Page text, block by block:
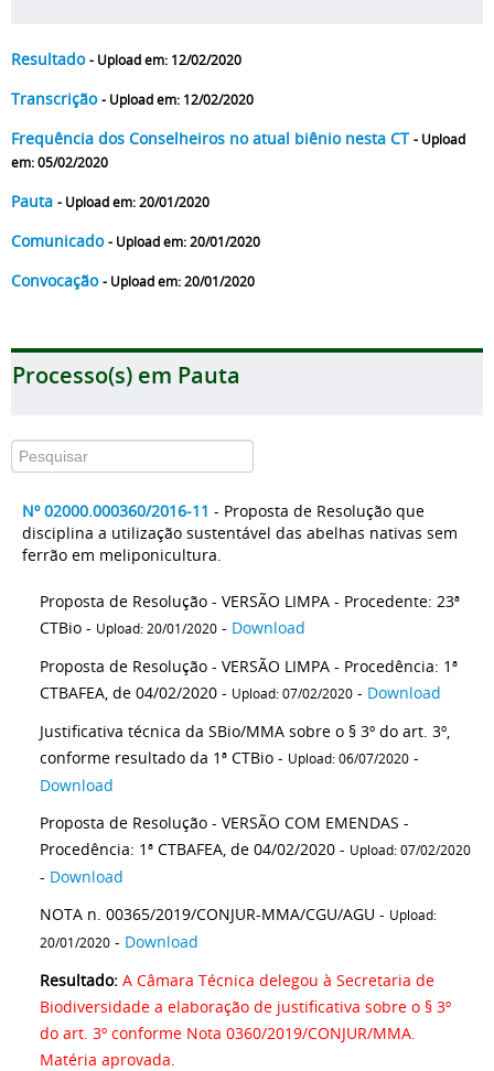
Resultado - Upload em: 12/02/2020
Transcrição - Upload em: 12/02/2020
Frequência dos Conselheiros no atual biênio nesta CT - Upload
em: 05/02/2020
Pauta - Upload em: 20/01/2020
Comunicado - Upload em: 20/01/2020
Convocação - Upload em: 20/01/2020
Processo(s) em Pauta
Nº 02000.000360/2016-11 - Proposta de Resolução que
disciplina a utilização sustentável das abelhas nativas sem
ferrão em meliponicultura.
Proposta de Resolução - VERSÃO LIMPA - Procedente: 23ª
CTBio - Upload: 20/01/2020 - Download
Proposta de Resolução - VERSÃO LIMPA - Procedência: 1ª
CTBAFEA, de 04/02/2020 - Upload: 07/02/2020 - Download
Justificativa técnica da SBio/MMA sobre o § 3º do art. 3º,
conforme resultado da 1ª CTBio - Upload: 06/07/2020 -
Download
Proposta de Resolução - VERSÃO COM EMENDAS -
Procedência: 1ª CTBAFEA, de 04/02/2020 - Upload: 07/02/2020
- Download
NOTA n. 00365/2019/CONJUR-MMA/CGU/AGU - Upload:
20/01/2020 - Download
Resultado: A Câmara Técnica delegou à Secretaria de
Biodiversidade a elaboração de justificativa sobre o § 3º
do art. 3º conforme Nota 0360/2019/CONJUR/MMA.
Matéria aprovada.